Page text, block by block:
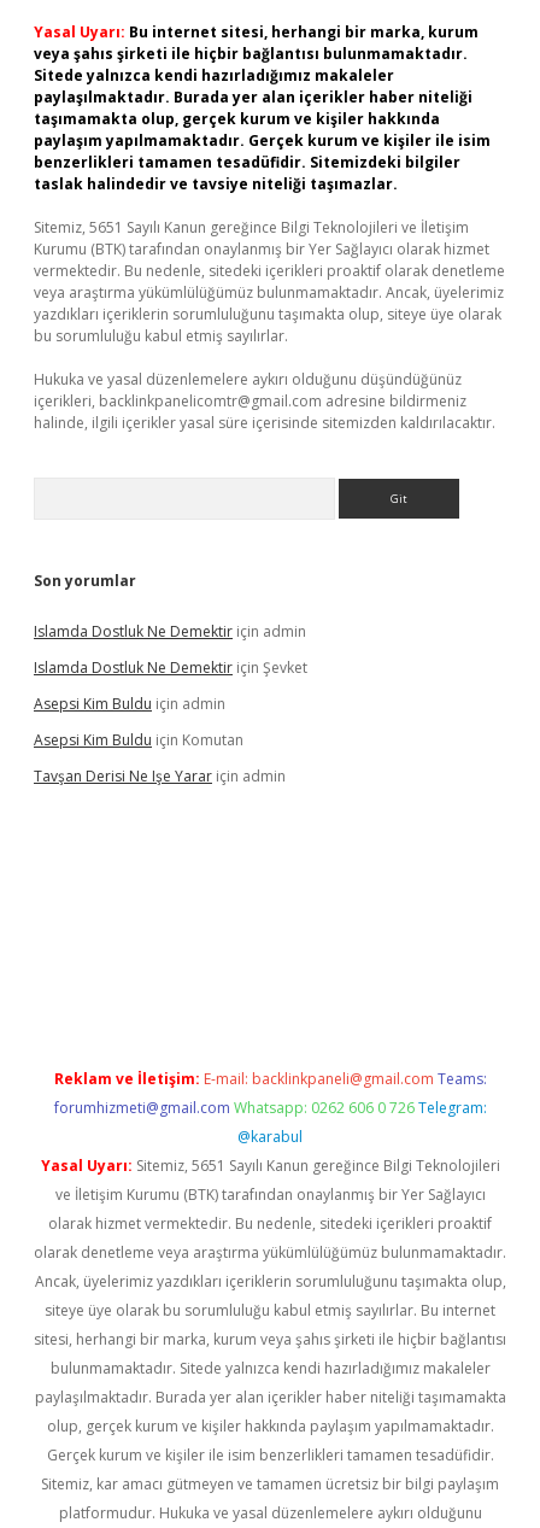
Yasal Uyarı: Bu internet sitesi, herhangi bir marka, kurum
veya şahıs şirketi ile hiçbir bağlantısı bulunmamaktadır.
Sitede yalnızca kendi hazırladığımız makaleler
paylaşılmaktadır. Burada yer alan içerikler haber niteliği
taşımamakta olup, gerçek kurum ve kişiler hakkında
paylaşım yapılmamaktadır. Gerçek kurum ve kişiler ile isim
benzerlikleri tamamen tesadüfidir. Sitemizdeki bilgiler
taslak halindedir ve tavsiye niteliği taşımazlar.
Sitemiz, 5651 Sayılı Kanun gereğince Bilgi Teknolojileri ve İletişim
Kurumu (BTK) tarafından onaylanmış bir Yer Sağlayıcı olarak hizmet
vermektedir. Bu nedenle, sitedeki içerikleri proaktif olarak denetleme
veya araştırma yükümlülüğümüz bulunmamaktadır. Ancak, üyelerimiz
yazdıkları içeriklerin sorumluluğunu taşımakta olup, siteye üye olarak
bu sorumluluğu kabul etmiş sayılırlar.
Hukuka ve yasal düzenlemelere aykırı olduğunu düşündüğünüz
içerikleri, backlinkpanelicomtr@gmail.com adresine bildirmeniz
halinde, ilgili içerikler yasal süre içerisinde sitemizden kaldırılacaktır.
Son yorumlar
Islamda Dostluk Ne Demektir için admin
Islamda Dostluk Ne Demektir için Şevket
Asepsi Kim Buldu için admin
Asepsi Kim Buldu için Komutan
Tavşan Derisi Ne Işe Yarar için admin
Reklam ve İletişim: E-mail: backlinkpaneli@gmail.com Teams:
forumhizmeti@gmail.com Whatsapp: 0262 606 0 726 Telegram:
@karabul
Yasal Uyarı: Sitemiz, 5651 Sayılı Kanun gereğince Bilgi Teknolojileri
ve İletişim Kurumu (BTK) tarafından onaylanmış bir Yer Sağlayıcı
olarak hizmet vermektedir. Bu nedenle, sitedeki içerikleri proaktif
olarak denetleme veya araştırma yükümlülüğümüz bulunmamaktadır.
Ancak, üyelerimiz yazdıkları içeriklerin sorumluluğunu taşımakta olup,
siteye üye olarak bu sorumluluğu kabul etmiş sayılırlar. Bu internet
sitesi, herhangi bir marka, kurum veya şahıs şirketi ile hiçbir bağlantısı
bulunmamaktadır. Sitede yalnızca kendi hazırladığımız makaleler
paylaşılmaktadır. Burada yer alan içerikler haber niteliği taşımamakta
olup, gerçek kurum ve kişiler hakkında paylaşım yapılmamaktadır.
Gerçek kurum ve kişiler ile isim benzerlikleri tamamen tesadüfidir.
Sitemiz, kar amacı gütmeyen ve tamamen ücretsiz bir bilgi paylaşım
platformudur. Hukuka ve yasal düzenlemelere aykırı olduğunu